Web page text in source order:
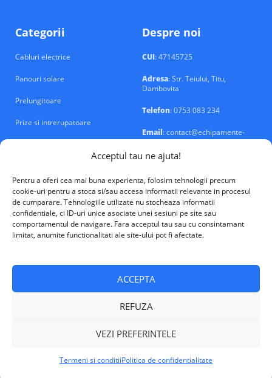
Acceptul tau ne ajuta!
Pentru a oferi cea mai buna experienta, folosim tehnologii precum
cookie-uri pentru a stoca si/sau accesa informatii relevante in procesul
de cumparare. Tehnologiile utilizate nu stocheaza informatii
confidentiale, ci ID-uri unice asociate unei sesiuni pe site sau
comportamentul de navigare. Fara acceptul tau sau cu consintamant
limitat, anumite functionalitati ale site-ului pot fi afectate.
ACCEPTA
REFUZA
VEZI PREFERINTELE
Termeni si conditiiPolitica de confidentialitate
Categorii
Cabluri electrice
Panouri solare
Prelungitoare
Prize si intrerupatoare
Despre noi
CUI: 47145725
Adresa: Str. Teiului, Titu,
Dambovita
Telefon: 0753 083 234
Email: contact@echipamente-
electrice.ro
VALM Electrical Solutions © 2026